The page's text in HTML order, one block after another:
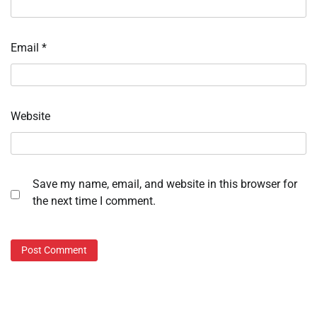
Email *
Website
Save my name, email, and website in this browser for
the next time I comment.